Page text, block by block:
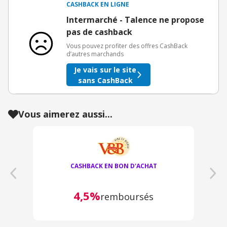
CASHBACK EN LIGNE
Intermarché - Talence ne propose
pas de cashback
Vous pouvez profiter des offres CashBack
d’autres marchands
Je vais sur le site
sans CashBack
Vous aimerez aussi...
CASHBACK EN BON D'ACHAT
4,5%remboursés